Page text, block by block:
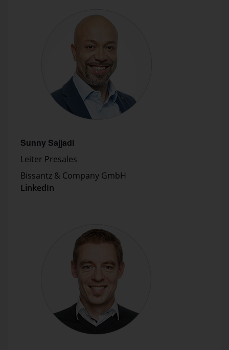
Sunny Sajjadi
Leiter Presales
Bissantz & Company GmbH
LinkedIn